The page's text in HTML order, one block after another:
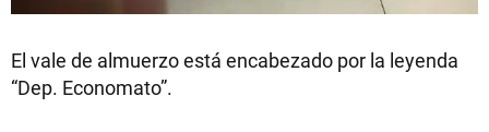
El vale de almuerzo está encabezado por la leyenda
“Dep. Economato”.